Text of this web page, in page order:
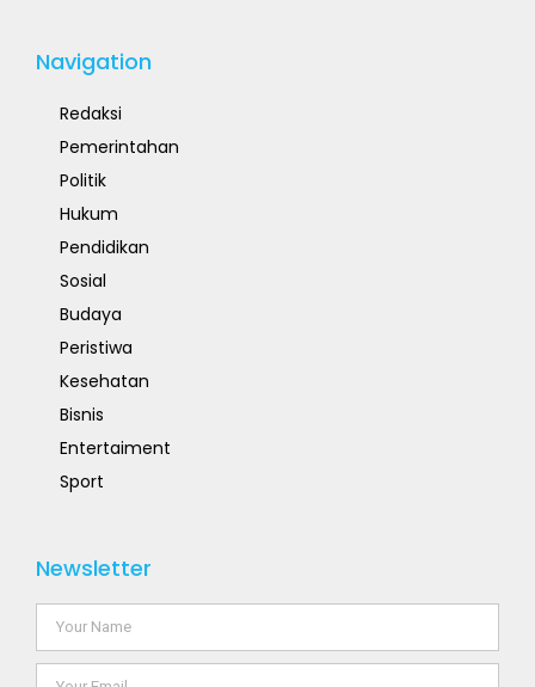
Navigation
Redaksi
Pemerintahan
Politik
Hukum
Pendidikan
Sosial
Budaya
Peristiwa
Kesehatan
Bisnis
Entertaiment
Sport
Newsletter